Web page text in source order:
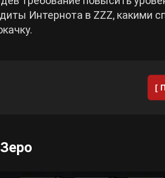
Интернота в ZZZ, какими
[